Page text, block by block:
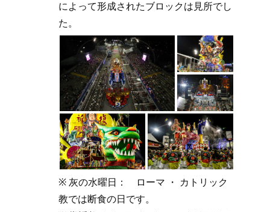
によって形成されたブロックは見所でし
た。
※ 灰の水曜日： ローマ ・ カトリック
教では断食の日です。